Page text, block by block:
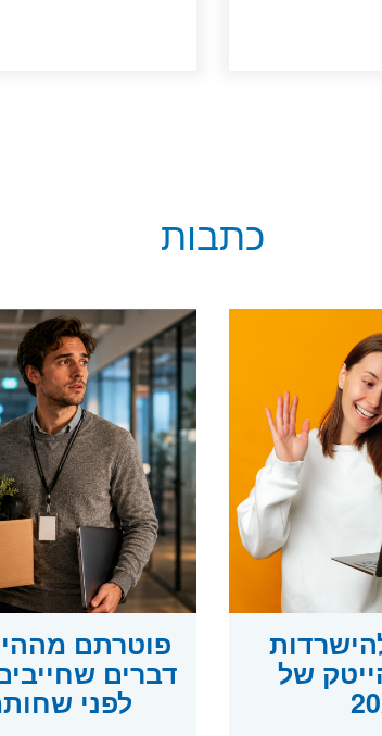
כתבות
של דברים
לפני